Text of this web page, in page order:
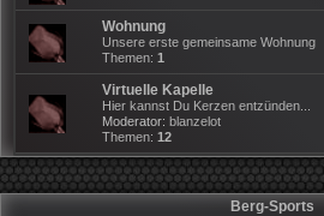
Wohnung
Unsere erste gemeinsame Wohnung
Themen: 1
Virtuelle Kapelle
Hier kannst Du Kerzen entzünden...
Moderator: blanzelot
Themen: 12
Berg-Sports